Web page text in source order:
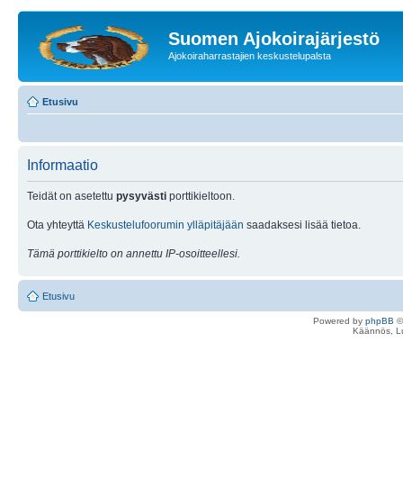
Suomen Ajokoirajärjestö
Ajokoiraharrastajien keskustelupalsta
Etusivu
Informaatio
Teidät on asetettu pysyvästi porttikieltoon.
Ota yhteyttä Keskustelufoorumin ylläpitäjään saadaksesi lisää tietoa.
Tämä porttikielto on annettu IP-osoitteellesi.
Etusivu
Powered by phpBB
Käännös,